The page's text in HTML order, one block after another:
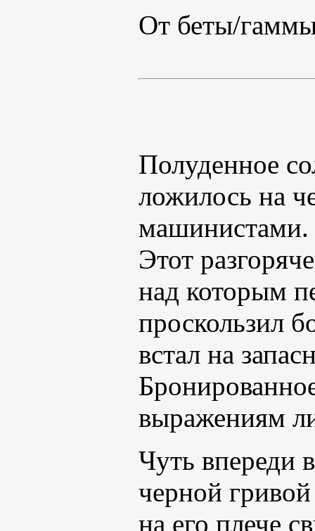
От беты/
Полуденное
ложилось на
машинистами.
Этот
над которым
проскользил
встал на
выражениям
Чуть впереди
черной
на его плече